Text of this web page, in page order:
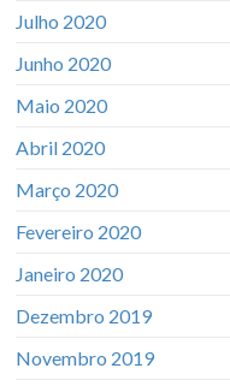
Julho 2020
Junho 2020
Maio 2020
Abril 2020
Março 2020
Fevereiro 2020
Janeiro 2020
Dezembro 2019
Novembro 2019